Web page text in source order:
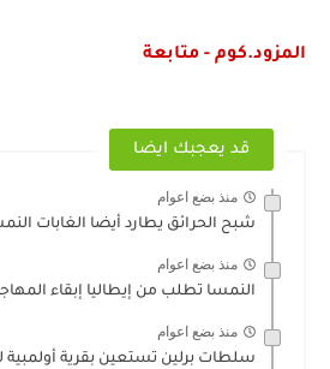
المزود.كوم - متابعة
قد يعجبك ايضا
منذ بضع اعوام
شبح الحرائق يطارد أيضا الغابات
منذ بضع اعوام
النمسا تطلب من إيطاليا إبقاء
منذ بضع اعوام
سلطات برلين تستعين بقرية